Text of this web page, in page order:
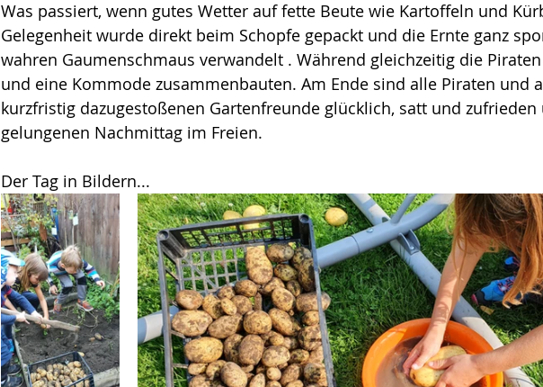
Was passiert, wenn gutes Wetter auf fette Beute wie Kartoffeln und
Gelegenheit wurde direkt beim Schopfe gepackt und die Ernte ganz
wahren Gaumenschmaus verwandelt . Während gleichzeitig die
und eine Kommode zusammenbauten. Am Ende sind alle Piraten und
kurzfristig dazugestoßenen Gartenfreunde glücklich, satt und zufrieden
gelungenen Nachmittag im Freien.
Der Tag in Bildern...